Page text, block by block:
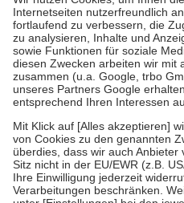
Kosten der Leistung zu entrichten.
Diese Regeln gelten
Bei Heilmitteln und häuslicher
Zuzahlung zehn Prozent der
Verordnung.
Um das Engagement der
stärken und die besondere
fallenkeine Zuzahlungenan bei:
• Kindern und Jugendlichen bis
mit Ausnahme der Fahrkosten
• Untersuchungen zur Vorsorge
GKV getragen werden